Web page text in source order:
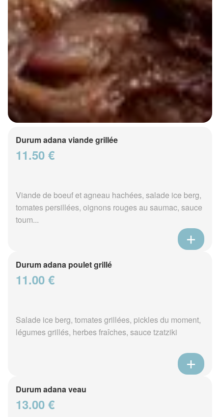
Durum adana viande grillée
11.50 €
Viande de boeuf et agneau hachées, salade ice berg,
tomates persillées, oignons rouges au saumac, sauce
toum...
Durum adana poulet grillé
11.00 €
Salade ice berg, tomates grillées, pickles du moment,
légumes grillés, herbes fraîches, sauce tzatziki
Durum adana veau
13.00 €